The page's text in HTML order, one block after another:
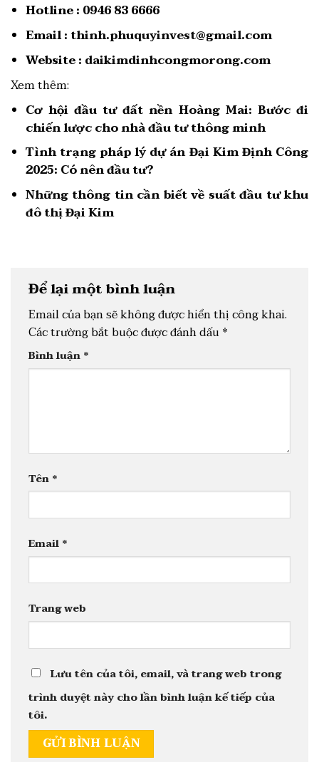
Hotline : 0946 83 6666
Email : thinh.phuquyinvest@gmail.com
Website : daikimdinhcongmorong.com
Xem thêm:
Cơ hội đầu tư đất nền Hoàng Mai: Bước đi
chiến lược cho nhà đầu tư thông minh
Tình trạng pháp lý dự án Đại Kim Định Công
2025: Có nên đầu tư?
Những thông tin cần biết về suất đầu tư khu
đô thị Đại Kim
Để lại một bình luận
Email của bạn sẽ không được hiển thị công khai.
Các trường bắt buộc được đánh dấu *
Bình luận *
Tên *
Email *
Trang web
Lưu tên của tôi, email, và trang web trong
trình duyệt này cho lần bình luận kế tiếp của
tôi.